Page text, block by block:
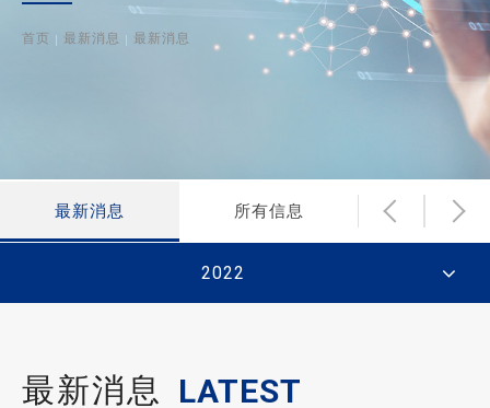
首页 最新消息 最新消息
最新消息 所有信息 财务新闻
2022
最新消息 LATEST